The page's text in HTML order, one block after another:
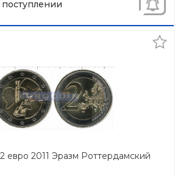
евро 2011 Эразм Роттердамский